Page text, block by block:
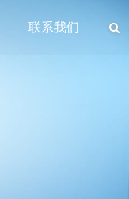
联系我们